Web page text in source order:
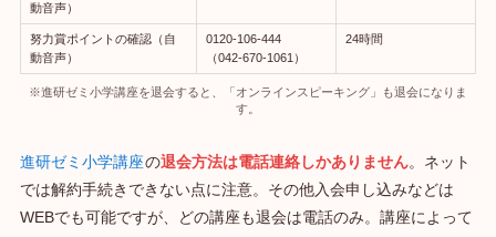
動音声）
努力賞ポイントの確認（自
動音声）
0120-106-444
（042-670-1061）
24時間
※進研ゼミ小学講座を退会すると、「オンラインスピーキング」も退会になりま
す。
進研ゼミ小学講座の退会方法は電話連絡しかありません。ネット
では解約手続きできない点に注意。その他入会申し込みなどは
WEBでも可能ですが、どの講座も退会は電話のみ。講座によって